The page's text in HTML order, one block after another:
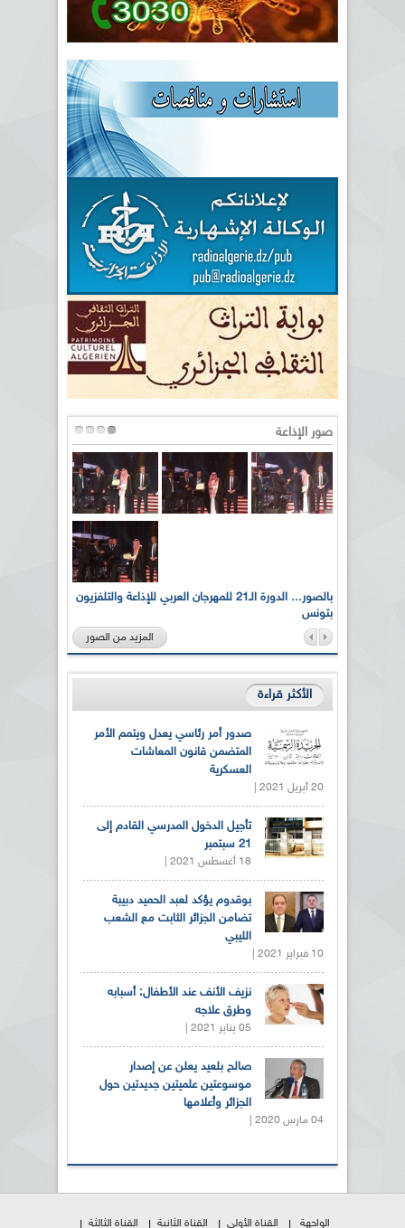
صور الإذاعة
بالصور... الدورة الـ21 للمهرجان العربي للإذاعة والتلفزيون
بتونس
المزيد من الصور
الأكثر قراءة
صدور أمر رئاسي يعدل ويتمم الأمر
المتضمن قانون المعاشات
العسكرية
20 أبريل 2021 |
تأجيل الدخول المدرسي القادم إلى
21 سبتمبر
18 أغسطس 2021 |
بوقدوم يؤكد لعبد الحميد دبيبة
تضامن الجزائر الثابت مع الشعب
الليبي
10 فبراير 2021 |
نزيف الأنف عند الأطفال: أسبابه
وطرق علاجه
05 يناير 2021 |
صالح بلعيد يعلن عن إصدار
موسوعتين علميتين جديدتين حول
الجزائر وأعلامها
04 مارس 2020 |
الواجهة القناة الأولى القناة الثانية القناة الثالثة